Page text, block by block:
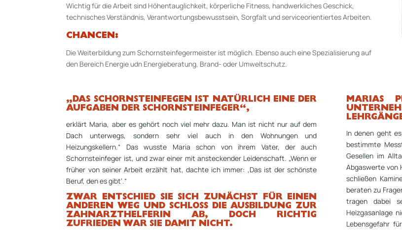
Wichtig für die Arbeit sind Höhentauglichkeit, körperliche Fitness, handwerkliches Geschick,
technisches Verständnis, Verantwortungsbewusstsein, Sorgfalt und serviceorientiertes Arbeiten.
CHANCEN:
Die Weiterbildung zum Schornsteinfegermeister ist möglich. Ebenso auch eine Spezialisierung auf
den Bereich Energie udn Energieberatung, Brand- oder Umweltschutz.
„DAS SCHORNSTEINFEGEN IST NATÜRLICH EINE DER
AUFGABEN DER SCHORNSTEINFEGER“,
erklärt Maria, aber es gehört noch viel mehr dazu. Man ist nicht nur auf dem
Dach unterwegs, sondern sehr viel auch in den Wohnungen und
Heizungskellern.“ Das wusste Maria schon von ihrem Vater, der auch
Schornsteinfeger ist, und zwar einer mit ansteckender Leidenschaft. „Wenn er
früher von seiner Arbeit erzählt hat, dachte ich immer: ‚Das ist der schönste
Beruf, den es gibt‘.“
ZWAR ENTSCHIED SIE SICH ZUNÄCHST FÜR EINEN
ANDEREN WEG UND SCHLOSS DIE AUSBILDUNG ZUR
ZAHNARZTHELFERIN AB, DOCH RICHTIG
ZUFRIEDEN WAR SIE DAMIT NICHT.
MARIAS
In denen geht
bestimmte
Gesellen im
Abgaswerte von
schließen
beraten zu
tragen dabei
Heizgasanlage
Lebensgefahr